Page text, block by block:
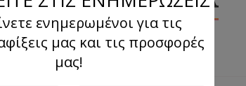
ενημερωμένοι για τις
μας και τις προσφορές
μας!